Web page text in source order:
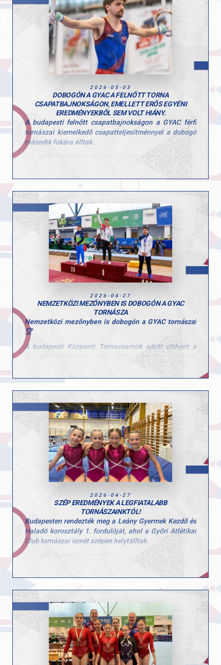
Gratulálunk Botinak és edzőjének, Pisák Tamásnak a
kiemelkedő teljesítményhez! További hasonló sikereket
az idei szezonra!
2026-05-03
DOBOGÓN A GYAC A FELNŐTT TORNA
CSAPATBAJNOKSÁGON, EMELLETT ERŐS EGYÉNI
EREDMÉNYEKBŐL SEM VOLT HIÁNY.
A budapesti felnőtt csapatbajnokságon a GYAC férfi
tornászai kiemelkedő csapatteljesítménnyel a dobogó
második fokára álltak.
Az egyéni szerbajnokságon is több szép eredmény
született, különösen Tomcsányi Benedek teljesítménye
emelkedett ki, aki több szeren is dobogóra állhatott.
Egyéni eredmények:
• Tomcsányi Benedek, gyűrű, 1. hely
• Tomcsányi Benedek, talaj, 2. hely
• Molnár Botond, ugrás, 3. hely
• Kiss Marcell, nyújtó, 3. hely
A hétvége jól mutatta a csapat erejét és a versenyzők
stabil formáját a hazai élmezőnyben.
mind az edzőik esetében!
2026-04-27
NEMZETKÖZI MEZŐNYBEN IS DOBOGÓN A GYAC
TORNÁSZA
Nemzetközi mezőnyben is dobogón a GYAC tornásza!
🏆
A budapesti Központi Tornacsarnok adott otthont a
Budapest Kupának, ahol több nemzet versenyzői
A rangos mezőnyben Gál Kristóf kiemelkedő
teljesítményt nyújtott az ifjúsági korosztályban.
Gyűrűn a dobogó legfelső fokára állhatott, emellett
nyújtón ezüstérmet szerzett, talajon pedig
bronzéremmel zárta a versenyt.
Kristóf szereplése jól mutatja azt a következetes
munkát és szakmai hátteret, amely a GYAC tornászait
jellemzi.
Gratulálunk Kristófnak és edzőjének az eredményekhez
és a teljesítményhez! 👏
2026-04-27
SZÉP EREDMÉNYEK A LEGFIATALABB
TORNÁSZAINKTÓL!
Budapesten rendezték meg a Leány Gyermek Kezdő és
Haladó korosztály 1. fordulóját, ahol a Győri Atlétikai
Club tornászai ismét szépen helytálltak.
5. egyéni összetett
2. talaj
6. ugrás
Hunorfi Heléna
6. egyéni összetett
2. gerenda
5. ugrás
Gyermek kezdő korosztály